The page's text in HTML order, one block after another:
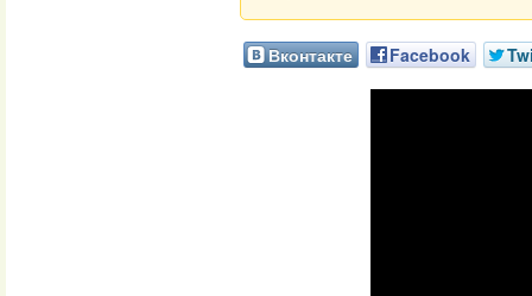
Вконтакте Facebook